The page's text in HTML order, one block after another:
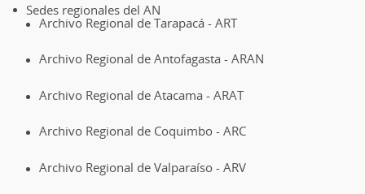
Sedes regionales del AN
Archivo Regional de Tarapacá - ART
Archivo Regional de Antofagasta - ARAN
Archivo Regional de Atacama - ARAT
Archivo Regional de Coquimbo - ARC
Archivo Regional de Valparaíso - ARV